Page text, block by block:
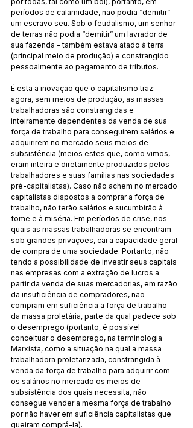
períodos de calamidade, não podia “demitir”
um escravo seu. Sob o feudalismo, um senhor
de terras não podia “demitir” um lavrador de
sua fazenda – também estava atado à terra
(principal meio de produção) e constrangido
pessoalmente ao pagamento de tributos.
É esta a inovação que o capitalismo traz:
agora, sem meios de produção, as massas
trabalhadoras são constrangidas e
inteiramente dependentes da venda de sua
força de trabalho para conseguirem salários e
adquirirem no mercado seus meios de
subsistência (meios estes que, como vimos,
eram inteira e diretamente produzidos pelos
trabalhadores e suas famílias nas sociedades
pré-capitalistas). Caso não achem no mercado
capitalistas dispostos a comprar a força de
trabalho, não terão salários e sucumbirão à
fome e à miséria. Em períodos de crise, nos
quais as massas trabalhadoras se encontram
sob grandes privações, cai a capacidade geral
de compra de uma sociedade. Portanto, não
tendo a possibilidade de investir seus capitais
nas empresas com a extração de lucros a
partir da venda de suas mercadorias, em razão
da insuficiência de compradores, não
compram em suficiência a força de trabalho
da massa proletária, parte da qual padece sob
o desemprego (portanto, é possível
conceituar o desemprego, na terminologia
Marxista, como a situação na qual a massa
trabalhadora proletarizada, constrangida à
venda da força de trabalho para adquirir com
os salários no mercado os meios de
subsistência dos quais necessita, não
consegue vender a mesma força de trabalho
por não haver em suficiência capitalistas que
queiram comprá-la).